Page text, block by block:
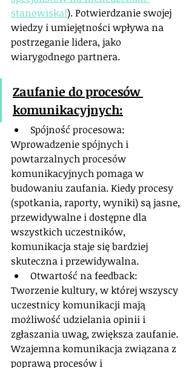
stanowiska!). Potwierdzanie swojej
wiedzy i umiejętności wpływa na
postrzeganie lidera, jako
wiarygodnego partnera.
Zaufanie do procesów
komunikacyjnych:
Spójność procesowa:
Wprowadzenie spójnych i
powtarzalnych procesów
komunikacyjnych pomaga w
budowaniu zaufania. Kiedy procesy
(spotkania, raporty, wyniki) są jasne,
przewidywalne i dostępne dla
wszystkich uczestników,
komunikacja staje się bardziej
skuteczna i przewidywalna.
Otwartość na feedback:
Tworzenie kultury, w której wszyscy
uczestnicy komunikacji mają
możliwość udzielania opinii i
zgłaszania uwag, zwiększa zaufanie.
Wzajemna komunikacja związana z
poprawą procesów i